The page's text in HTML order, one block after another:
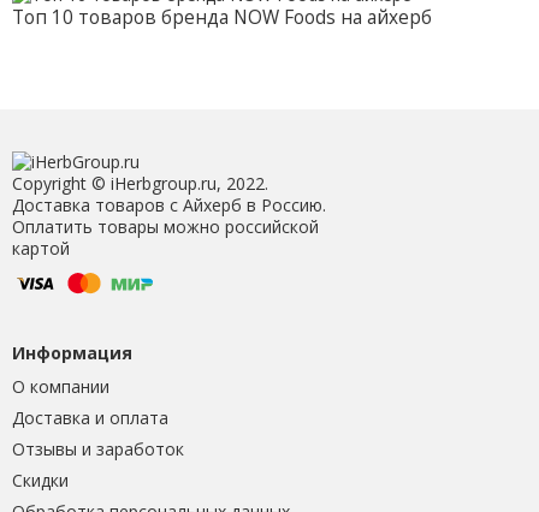
Топ 10 товаров бренда NOW Foods на айхерб
Copyright © iHerbgroup.ru, 2022.
Доставка товаров с Айхерб в Россию.
Оплатить товары можно российской
картой
Информация
О компании
Доставка и оплата
Отзывы и заработок
Скидки